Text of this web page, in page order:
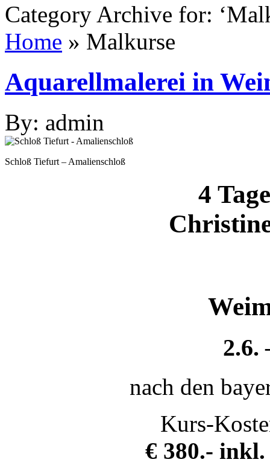
Category Archive for:
Home » Malkurse
Aquarellmalerei in
By: admin
Schloß Tiefurt – Amalienschloß
4
2.6.
nach den
Kurs-
€ 380.-